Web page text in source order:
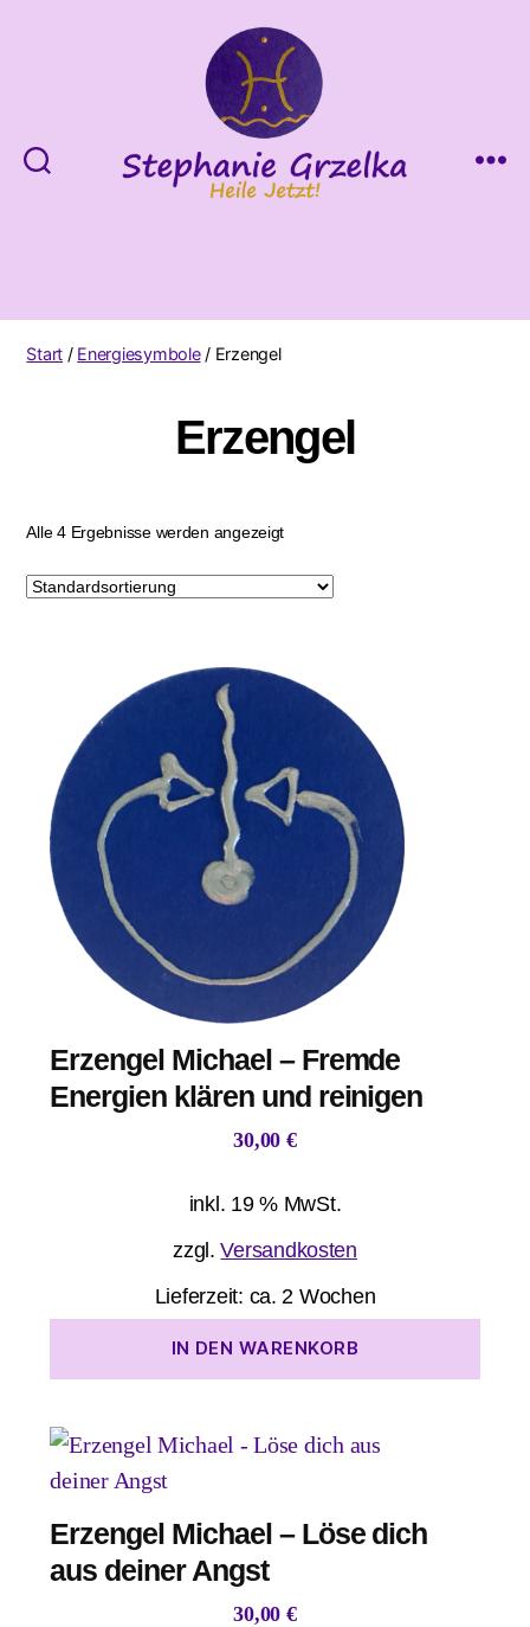
Start / Energiesymbole/ Erzengel
Erzengel
Alle 4 Ergebnisse werden angezeigt
Erzengel Michael – Fremde
Energien klären und reinigen
30,00 €
inkl. 19 % MwSt.
zzgl.Versandkosten
Lieferzeit: ca. 2 Wochen
IN DEN WARENKORB
Erzengel Michael – Löse dich
aus deiner Angst
30,00 €